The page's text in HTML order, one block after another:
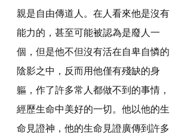
親是自由傳道人。在人看來他是沒有
能力的，甚至可能被認為是廢人一
個，但是他不但沒有活在自卑自憐的
陰影之中，反而用他僅有殘缺的身
軀，作了許多常人都做不到的事情，
經歷生命中美好的一切。他以他的生
命見證神，他的生命見證廣傳到許多